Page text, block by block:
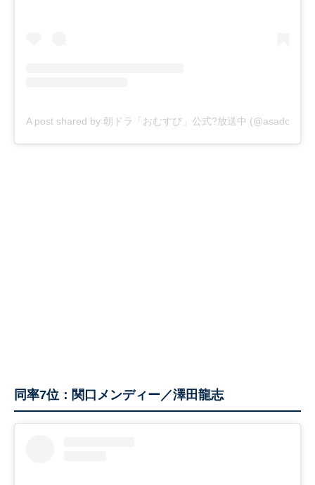
A post shared by 朝ドラ「おむすび」公式?放送中
同率7位：関口メンディー／澤田龍志